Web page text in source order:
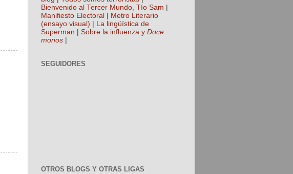
Bienvenido al Tercer Mundo, Tío Sam |
Manifiesto Electoral | Metro Literario
(ensayo visual) | La lingüística de
Superman | Sobre la influenza y Doce
monos |
SEGUIDORES
OTROS BLOGS Y OTRAS LIGAS